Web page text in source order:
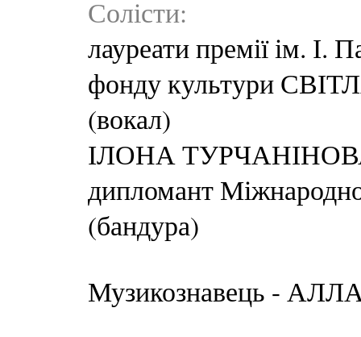
Солісти:
лауреати премії ім. І.
фонду культури
(вокал)
ІЛОНА
дипломант
(бандура)
Музикознавець -